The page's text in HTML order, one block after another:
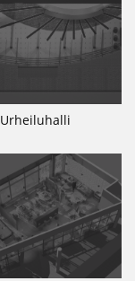
Urheiluhalli